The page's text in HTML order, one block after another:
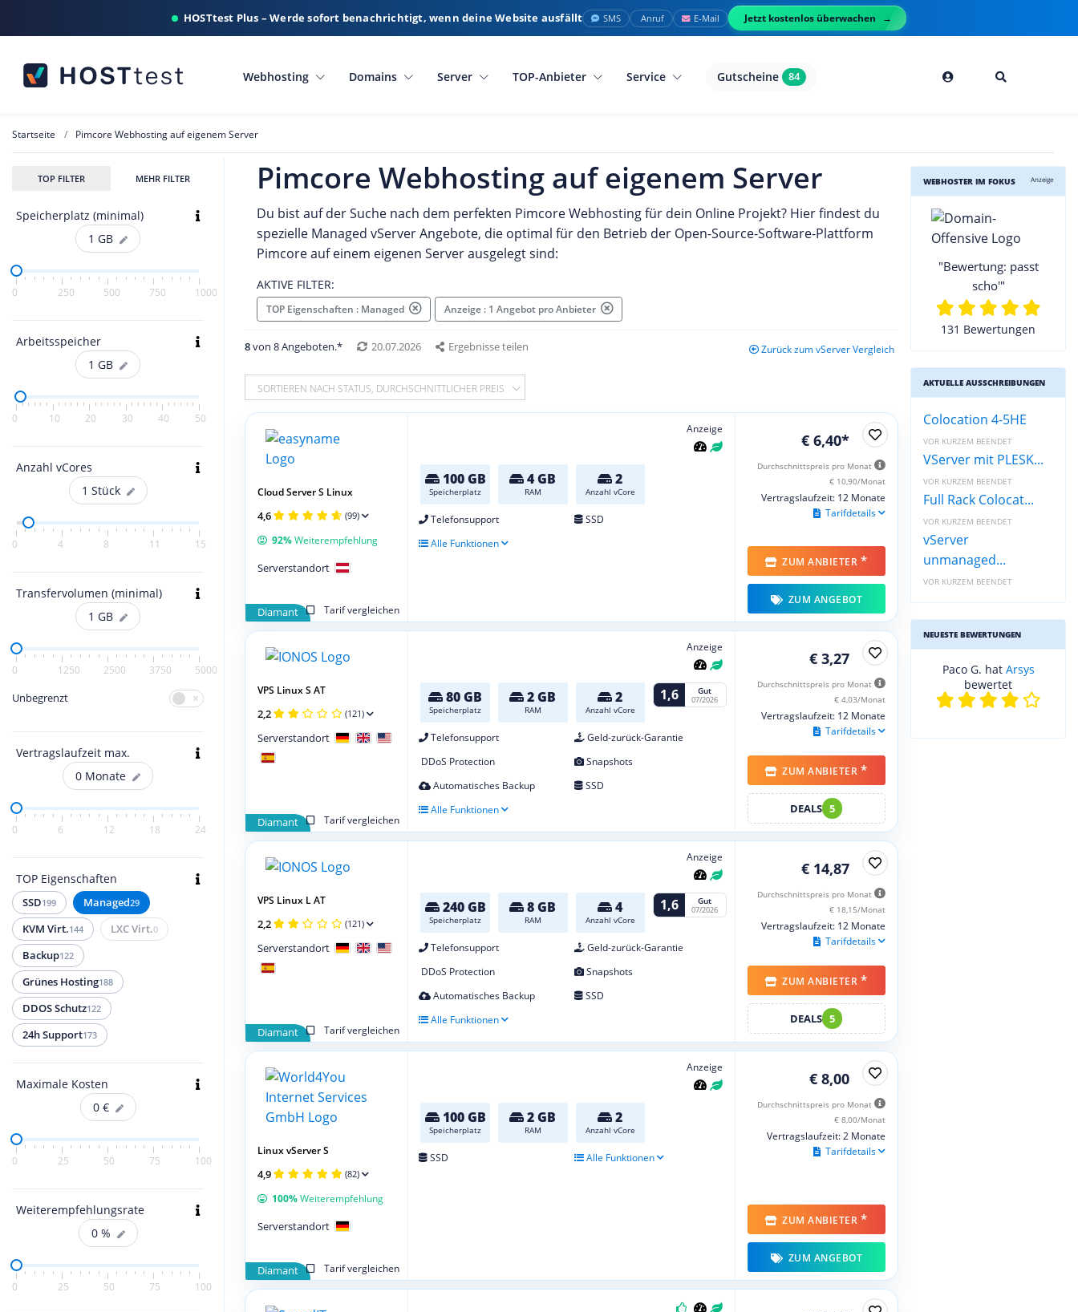
HOSTtest Plus – Werde sofort benachrichtigt, wenn deine Website ausfällt SMS Anruf E-Mail Jetzt kostenlos überwachen
Webhosting Domains Server TOP-Anbieter Service Gutscheine 84
Startseite Pimcore Webhosting auf eigenem Server
TOP FILTER MEHR FILTER
Speicherplatz (minimal)
1 GB
0 250 500 750 1000
Arbeitsspeicher
1 GB
0 10 20 30 40 50
Anzahl vCores
1 Stück
0 4 8 11 15
Transfervolumen (minimal)
1 GB
0 1250 2500 3750 5000
Unbegrenzt
Vertragslaufzeit max.
0 Monate
0 6 12 18 24
TOP Eigenschaften
SSD199 Managed29
KVM Virt.144 LXC Virt.0
Backup122
Grünes Hosting188
DDOS Schutz122
24h Support173
Maximale Kosten
0 €
0 25 50 75 100
Weiterempfehlungsrate
0 %
0 25 50 75 100
Pimcore Webhosting auf eigenem Server
Du bist auf der Suche nach dem perfekten Pimcore Webhosting für dein Online Projekt? Hier findest du
spezielle Managed vServer Angebote, die optimal für den Betrieb der Open-Source-Software-Plattform
Pimcore auf einem eigenen Server ausgelegt sind:
AKTIVE FILTER:
TOP Eigenschaften : Managed Anzeige : 1 Angebot pro Anbieter
8von 8 Angeboten.* 20.07.2026 Ergebnisse teilen Zurück zum vServer Vergleich
SORTIEREN NACH STATUS, DURCHSCHNITTLICHER PREIS
Anzeige
100 GB
Speicherplatz
4 GB
RAM
2
Anzahl vCore
Telefonsupport
SSD
Alle Funktionen
Diamant Tarif vergleichen
Cloud Server S Linux
4,6 (99)
92%Weiterempfehlung
Serverstandort
€ 6,40*
Durchschnittspreis pro Monat
€ 10,90/Monat
Vertragslaufzeit: 12 Monate
Tarifdetails
ZUM ANBIETER *
ZUM ANGEBOT
Anzeige
80 GB
Speicherplatz
2 GB
RAM
2
Anzahl vCore
1,6 Gut
07/2026
Telefonsupport
Geld-zurück-Garantie
DDoS Protection
Snapshots
Automatisches Backup
SSD
Alle Funktionen
Diamant
Tarif vergleichen
VPS Linux S AT
2,2 (121)
Serverstandort
€ 3,27
Durchschnittspreis pro Monat
€ 4,03/Monat
Vertragslaufzeit: 12 Monate
Tarifdetails
ZUM ANBIETER *
DEALS 5
Anzeige
240 GB
Speicherplatz
8 GB
RAM
4
Anzahl vCore
1,6 Gut
07/2026
Telefonsupport
Geld-zurück-Garantie
DDoS Protection
Snapshots
Automatisches Backup
SSD
Alle Funktionen
Diamant
Tarif vergleichen
VPS Linux L AT
2,2 (121)
Serverstandort
€ 14,87
Durchschnittspreis pro Monat
€ 18,15/Monat
Vertragslaufzeit: 12 Monate
Tarifdetails
ZUM ANBIETER *
DEALS 5
Anzeige
100 GB
Speicherplatz
2 GB
RAM
2
Anzahl vCore
SSD Alle Funktionen
Diamant Tarif vergleichen
Linux vServer S
4,9 (82)
100%Weiterempfehlung
Serverstandort
€ 8,00
Durchschnittspreis pro Monat
€ 8,00/Monat
Vertragslaufzeit: 2 Monate
Tarifdetails
ZUM ANBIETER *
ZUM ANGEBOT
WEBHOSTER IM FOKUS Anzeige
"Bewertung: passt
scho'"
131 Bewertungen
AKTUELLE AUSSCHREIBUNGEN
Colocation 4-5HE
VOR KURZEM BEENDET
VServer mit PLESK...
VOR KURZEM BEENDET
Full Rack Colocat...
VOR KURZEM BEENDET
vServer
unmanaged...
VOR KURZEM BEENDET
NEUESTE BEWERTUNGEN
Paco G. hat Arsys
bewertet